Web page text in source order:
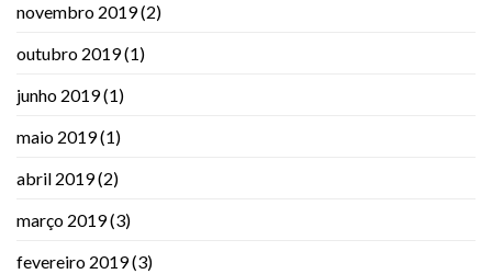
novembro 2019(2)
outubro 2019(1)
junho 2019(1)
maio 2019(1)
abril 2019(2)
março 2019(3)
fevereiro 2019(3)